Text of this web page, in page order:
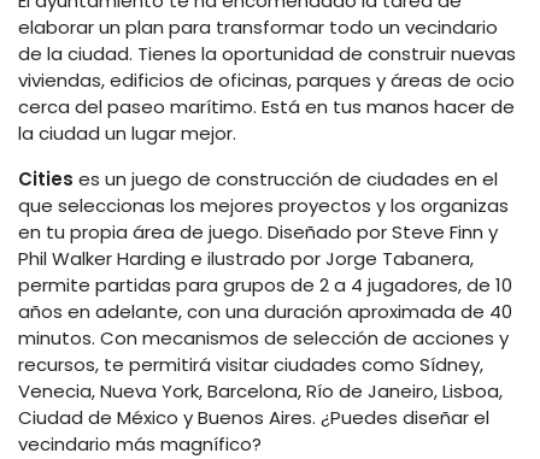
elaborar un plan para transformar todo un vecindario
de la ciudad. Tienes la oportunidad de construir nuevas
viviendas, edificios de oficinas, parques y áreas de ocio
cerca del paseo marítimo. Está en tus manos hacer de
la ciudad un lugar mejor.
Cities es un juego de construcción de ciudades en el
que seleccionas los mejores proyectos y los organizas
en tu propia área de juego. Diseñado por Steve Finn y
Phil Walker Harding e ilustrado por Jorge Tabanera,
permite partidas para grupos de 2 a 4 jugadores, de 10
años en adelante, con una duración aproximada de 40
minutos. Con mecanismos de selección de acciones y
recursos, te permitirá visitar ciudades como Sídney,
Venecia, Nueva York, Barcelona, Río de Janeiro, Lisboa,
Ciudad de México y Buenos Aires. ¿Puedes diseñar el
vecindario más magnífico?